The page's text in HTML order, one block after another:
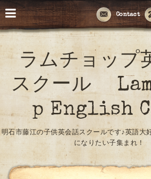
Contact
ラムチョップ
スクール
p English
明石市藤江の子供英会話スクールです♪英語大
になりたい子集まれ！